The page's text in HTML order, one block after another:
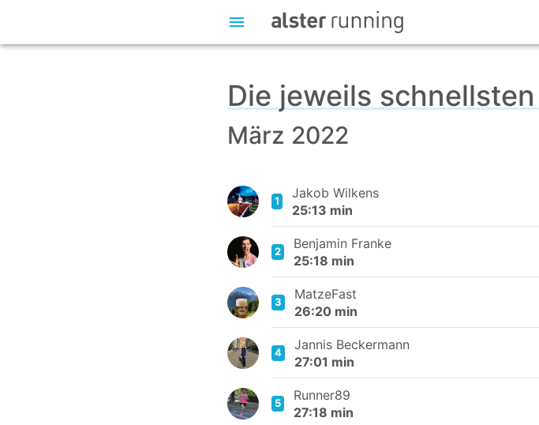
Die jeweils
März 2022
1
Jakob Wilkens
25:13 min
2
Benjamin Franke
25:18 min
3
MatzeFast
26:20 min
4
Jannis Beckermann
27:01 min
5
Runner89
27:18 min